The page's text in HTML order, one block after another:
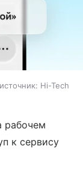
источник: Hi-Tech
рабочем
к сервису